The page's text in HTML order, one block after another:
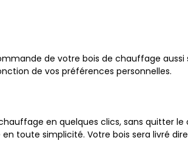
de votre bois de chauffage
de vos préférences personnelles.
en quelques clics, sans quitter
toute simplicité. Votre bois sera livré